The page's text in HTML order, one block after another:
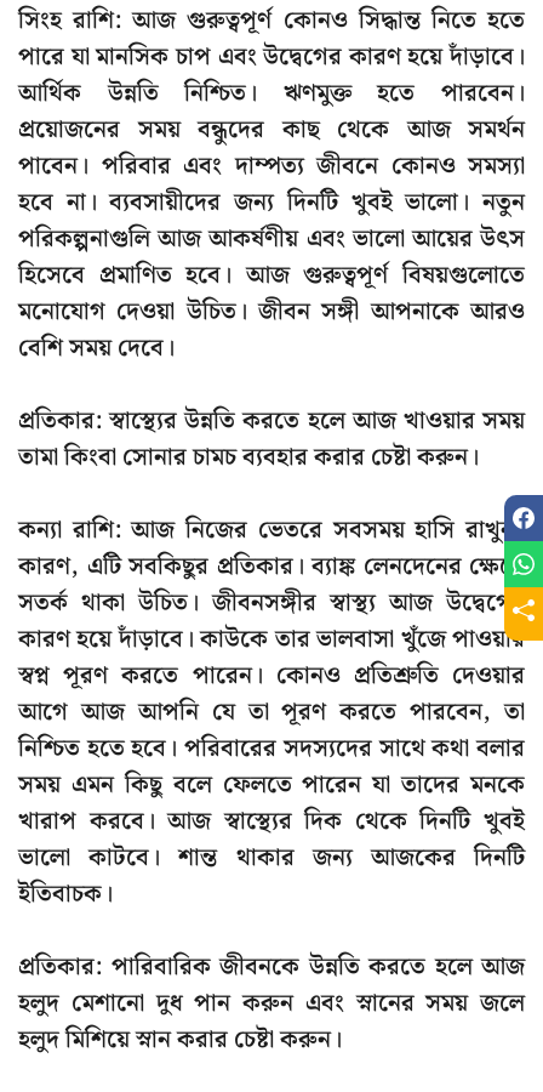
সিংহ রাশি: আজ গুরুত্বপূর্ণ কোনও সিদ্ধান্ত নিতে হতে
পারে যা মানসিক চাপ এবং উদ্বেগের কারণ হয়ে দাঁড়াবে।
আর্থিক উন্নতি নিশ্চিত। ঋণমুক্ত হতে পারবেন।
প্রয়োজনের সময় বন্ধুদের কাছ থেকে আজ সমর্থন
পাবেন। পরিবার এবং দাম্পত্য জীবনে কোনও সমস্যা
হবে না। ব্যবসায়ীদের জন্য দিনটি খুবই ভালো। নতুন
পরিকল্পনাগুলি আজ আকর্ষণীয় এবং ভালো আয়ের উৎস
হিসেবে প্রমাণিত হবে। আজ গুরুত্বপূর্ণ বিষয়গুলোতে
মনোযোগ দেওয়া উচিত। জীবন সঙ্গী আপনাকে আরও
বেশি সময় দেবে।
প্রতিকার: স্বাস্থ্যের উন্নতি করতে হলে আজ খাওয়ার সময়
তামা কিংবা সোনার চামচ ব্যবহার করার চেষ্টা করুন।
কন্যা রাশি: আজ নিজের ভেতরে সবসময় হাসি রাখুন।
কারণ, এটি সবকিছুর প্রতিকার। ব্যাঙ্ক লেনদেনের ক্ষেত্রে
সতর্ক থাকা উচিত। জীবনসঙ্গীর স্বাস্থ্য আজ উদ্বেগের
কারণ হয়ে দাঁড়াবে। কাউকে তার ভালবাসা খুঁজে পাওয়ার
স্বপ্ন পূরণ করতে পারেন। কোনও প্রতিশ্রুতি দেওয়ার
আগে আজ আপনি যে তা পূরণ করতে পারবেন, তা
নিশ্চিত হতে হবে। পরিবারের সদস্যদের সাথে কথা বলার
সময় এমন কিছু বলে ফেলতে পারেন যা তাদের মনকে
খারাপ করবে। আজ স্বাস্থ্যের দিক থেকে দিনটি খুবই
ভালো কাটবে। শান্ত থাকার জন্য আজকের দিনটি
ইতিবাচক।
প্রতিকার: পারিবারিক জীবনকে উন্নতি করতে হলে আজ
হলুদ মেশানো দুধ পান করুন এবং স্নানের সময় জলে
হলুদ মিশিয়ে স্নান করার চেষ্টা করুন।